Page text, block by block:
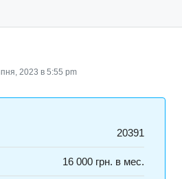
2023 в 5:55 pm
20391
16 000 грн. в мес.